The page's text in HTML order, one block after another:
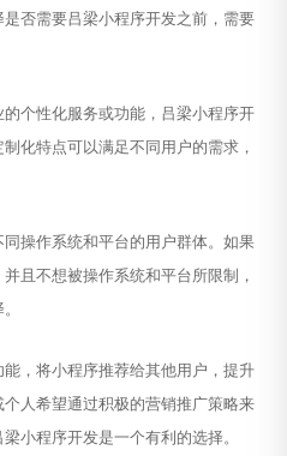
否需要吕梁小程序开发之前，需要
个性化服务或功能，吕梁小程序开
化特点可以满足不同用户的需求，
操作系统和平台的用户群体。如果
且不想被操作系统和平台所限制，
，将小程序推荐给其他用户，提升
人希望通过积极的营销推广策略来
小程序开发是一个有利的选择。